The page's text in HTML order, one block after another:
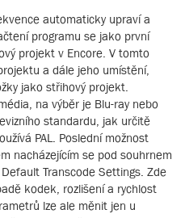
automaticky upraví a
programu se jako první
projekt v Encore. V tomto
a dále jeho umístění,
jako střihový projekt.
na výběr je Blu-ray nebo
standardu, jak určitě
PAL. Poslední možnost
nacházejícím se pod souhrnem
Transcode Settings. Zde
kodek, rozlišení a rychlost
lze ale měnit jen u